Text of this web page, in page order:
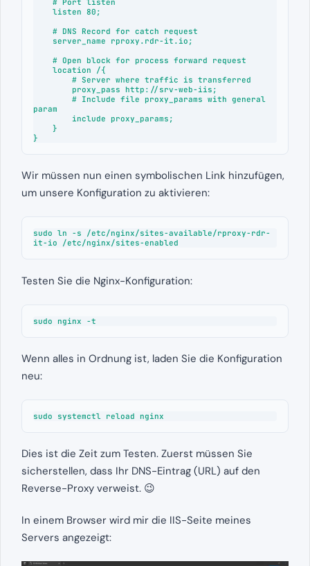
param
}
Wir müssen nun einen symbolischen Link hinzufügen,
um unsere Konfiguration zu aktivieren:
sudo ln -s /etc/nginx/sites-available/rproxy-rdr-
it-io /etc/nginx/sites-enabled
Testen Sie die Nginx-Konfiguration:
sudo nginx -t
Wenn alles in Ordnung ist, laden Sie die Konfiguration
neu:
sudo systemctl reload nginx
Dies ist die Zeit zum Testen. Zuerst müssen Sie
sicherstellen, dass Ihr DNS-Eintrag (URL) auf den
Reverse-Proxy verweist. 😉
In einem Browser wird mir die IIS-Seite meines
Servers angezeigt: